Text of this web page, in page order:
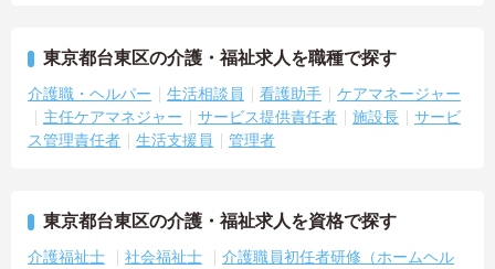
東京都台東区の介護・福祉求人を職種で探す
介護職・ヘルパー 生活相談員 看護助手
ケアマネージャー
主任ケアマネジャー
サービス提供責任者 施設長
サービ
ス管理責任者
生活支援員 管理者
東京都台東区の介護・福祉求人を資格で探す
介護福祉士 社会福祉士
介護職員初任者研修（ホームヘル